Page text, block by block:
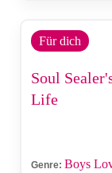
Für dich
Soul
Life
Genre: Boys